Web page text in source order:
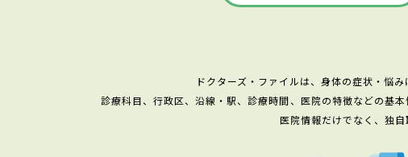
ドクターズ・ファイルは、身体の症状・悩
診療科目、行政区、沿線・駅、診療時間、医院の特徴などの基
医院情報だけでなく、独